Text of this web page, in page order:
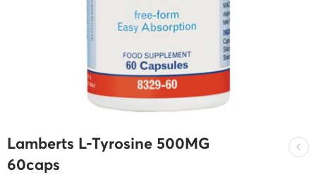
Lamberts L-Tyrosine 500MG
60caps